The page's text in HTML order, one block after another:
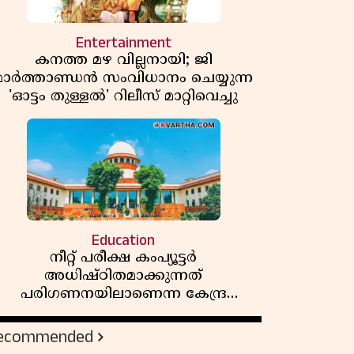
Entertainment
കനത്ത മഴ വില്ലനായി; ജി
സംവിധാനം ചെയ്യുന്ന
'ഓട്ടം തുള്ളൽ' റിലീസ് മാറ്റിവെച്ചു
Education
നീറ്റ് പരീക്ഷ കംപ്യൂട്ടർ
അധിഷ്ഠിതമാക്കുന്നത്
പരിഗണനയിലാണെന്ന കേന്ദ്ര
സർക്കാരിൻ്റെ സത്യവാങ്മൂലത്തിൽ
മറുപടി നൽകാൻ ഹർജിക്കാരോട്
സുപ്രീംകോടതി